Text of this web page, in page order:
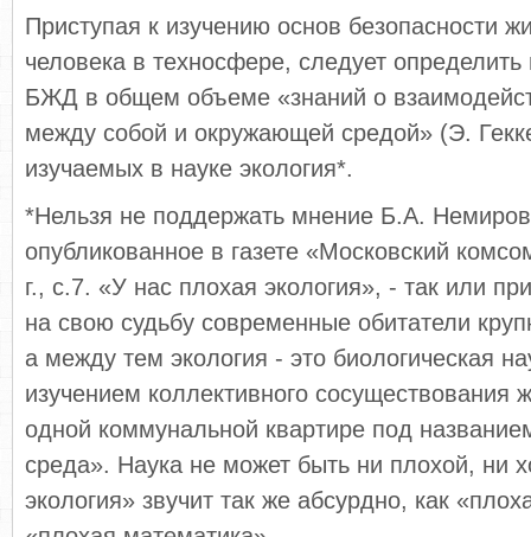
Приступая к изучению основ безопасности
человека в техносфере, следует
БЖД в общем объеме «знаний о
между собой и окружающей средой» (Э.
изучаемых в науке экология*.
*Нельзя не поддержать мнение Б.А.
опубликованное в газете «Московский
г., с.7. «У нас плохая экология», - так или
на свою судьбу современные обитатели
а между тем экология - это биологическая
изучением коллективного сосуществования
одной коммунальной квартире под
среда». Наука не может быть ни плохой, ни
экология» звучит так же абсурдно, как